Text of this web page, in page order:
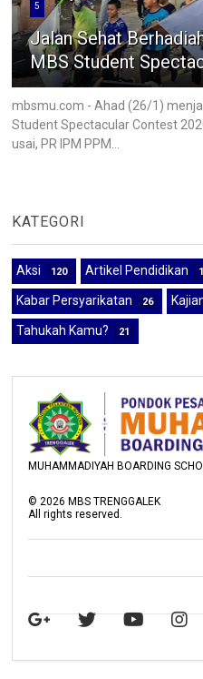
5
Jalan Sehat
MBS Student
mbsmu.com - Ahad (26/1)
Student Spectacular Contest
usai, PR IPM PPM...
KATEGORI
Aksi 120 Artikel Pendidikan
Kabar Persyarikatan 26
Tahukah Kamu? 21
MUHAMMADIYAH BOARDING
©2026 MBS TRENGGALEK
All rights reserved.